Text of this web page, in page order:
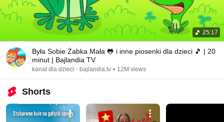
25:17
Była Sobie Żabka Mała 🐸 i inne piosenki dla dzieci 🎵 | 20
minut | Bajlandia TV
kanał dla dzieci - bajlandia.tv • 12M views
Shorts